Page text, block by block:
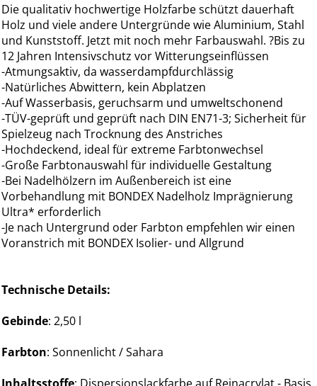
Die qualitativ hochwertige Holzfarbe schützt dauerhaft
Holz und viele andere Untergründe wie Aluminium, Stahl
und Kunststoff. Jetzt mit noch mehr Farbauswahl. ?Bis zu
12 Jahren Intensivschutz vor Witterungseinflüssen
-Atmungsaktiv, da wasserdampfdurchlässig
-Natürliches Abwittern, kein Abplatzen
-Auf Wasserbasis, geruchsarm und umweltschonend
-TÜV-geprüft und geprüft nach DIN EN71-3; Sicherheit für
Spielzeug nach Trocknung des Anstriches
-Hochdeckend, ideal für extreme Farbtonwechsel
-Große Farbtonauswahl für individuelle Gestaltung
-Bei Nadelhölzern im Außenbereich ist eine
Vorbehandlung mit BONDEX Nadelholz Imprägnierung
Ultra* erforderlich
-Je nach Untergrund oder Farbton empfehlen wir einen
Voranstrich mit BONDEX Isolier- und Allgrund
Technische Details:
Gebinde: 2,50 l
Farbton: Sonnenlicht / Sahara